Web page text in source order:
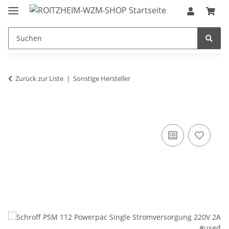
Zurück zur Liste Sonstige Hersteller